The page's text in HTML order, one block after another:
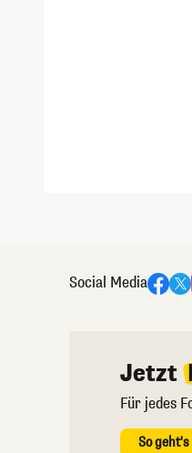
Social Media
Jetzt
Für jedes
So geht's